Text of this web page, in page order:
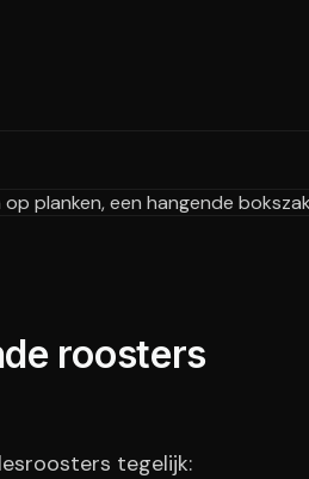
roosters
tegelijk: